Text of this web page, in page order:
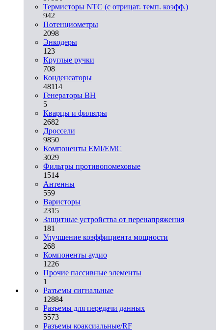
Термисторы NTC (с отрицат. темп. коэфф.)
942
Потенциометры
2098
Энкодеры
123
Круглые ручки
708
Конденсаторы
48114
Генераторы ВН
5
Кварцы и фильтры
2682
Дроссели
9850
Компоненты EMI/EMC
3029
Фильтры противопомеховые
1514
Антенны
559
Варисторы
2315
Защитные устройства от перенапряжения
181
Улучшение коэффициента мощности
268
Компоненты аудио
1226
Прочие пассивные элементы
1
Разъeмы сигнальные
12884
Разъeмы для передачи данных
5573
Разъeмы коаксиальные/RF